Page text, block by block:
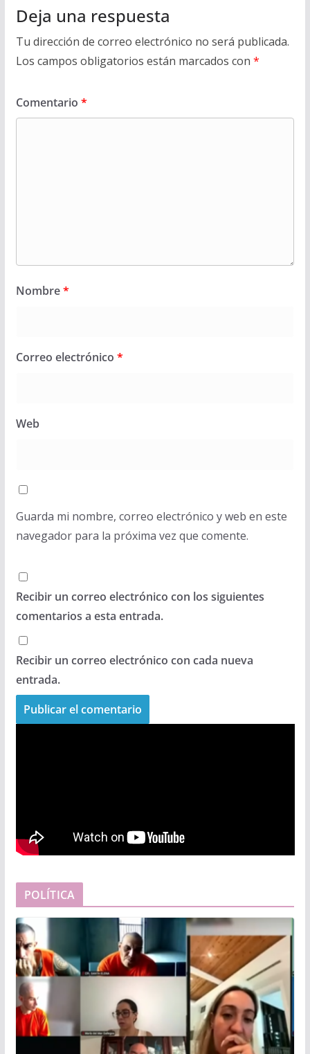
Deja una respuesta
Tu dirección de correo electrónico no será publicada.
Los campos obligatorios están marcados con *
Comentario *
Nombre*
Correo electrónico *
Web
Guarda mi nombre, correo electrónico y web en este
navegador para la próxima vez que comente.
Recibir un correo electrónico con los siguientes
comentarios a esta entrada.
Recibir un correo electrónico con cada nueva
entrada.
POLÍTICA